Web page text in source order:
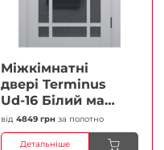
Міжкімнатні
двері Terminus
Ud-16 Білий мат
(Термінус) Сатин
білий Плівка
від 4849 грн за полотно
Детальніше